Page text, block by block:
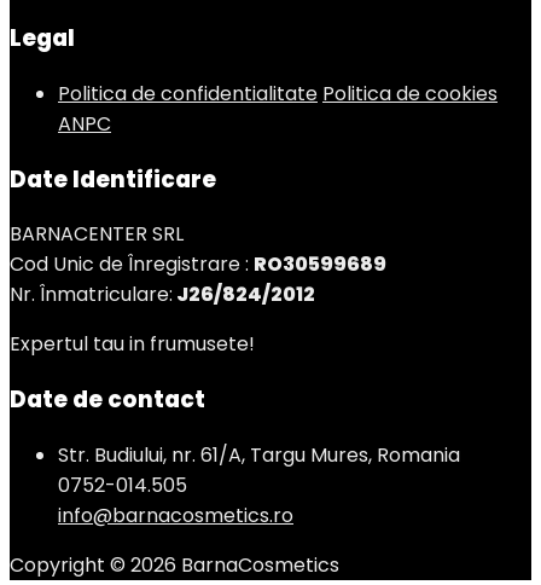
Legal
Politica de confidentialitate Politica de cookies
ANPC
Date Identificare
BARNACENTER SRL
Cod Unic de Înregistrare : RO30599689
Nr. Înmatriculare: J26/824/2012
Expertul tau in frumusete!
Date de contact
Str. Budiului, nr. 61/A, Targu Mures, Romania
0752-014.505
info@barnacosmetics.ro
Copyright © 2026 BarnaCosmetics